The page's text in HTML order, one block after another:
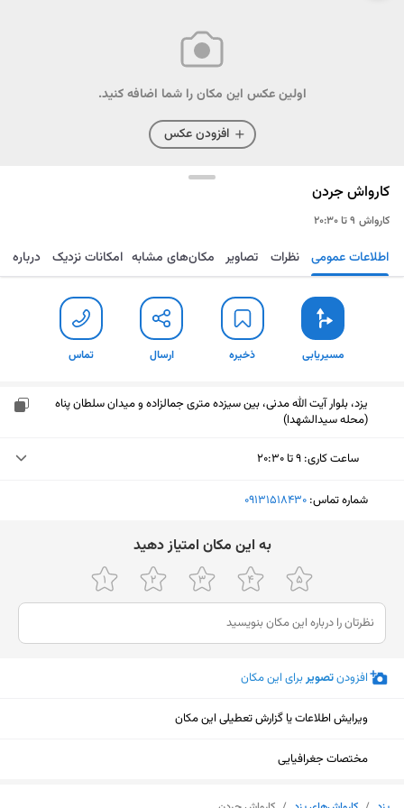
اولین عکس این مکان را شما اضافه کنید.
افزودن عکس
کارواش جردن
کارواش ۹ تا ۲۰:۳۰
مسیریابی ذخیره ارسال تماس اطلاعات عمومی نظرات تصاویر مکان‌های مشابه امکانات نزدیک درباره
مسیریابی ذخیره ارسال تماس
یزد، بلوار آیت الله مدنی، بین سیزده متری جمالزاده و میدان سلطان پناه
(محله سیدالشهدا)
ساعت کاری: ۹ تا ۲۰:۳۰
یکشنبه (امروز)
چهارشنبه
۹ تا ۲۰:۳۰
پنجشنبه
۹ تا ۲۰:۳۰
جمعه
شنبه
شماره تماس: ‎09131518430
ﺑﻪ اﯾﻦ ﻣﮑﺎن اﻣﺘﯿﺎز دﻫﯿﺪ
افزودنتصویربرای این مکان
ویرایش اطلاعات یا گزارش تعطیلی این مکان
مختصات جغرافیایی